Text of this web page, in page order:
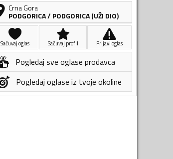
Crna Gora
PODGORICA/ PODGORICA (UŽI DIO)
Sačuvaj oglas Sačuvaj profil Prijavi oglas
Pogledaj sve oglase prodavca
Pogledaj oglase iz tvoje okoline